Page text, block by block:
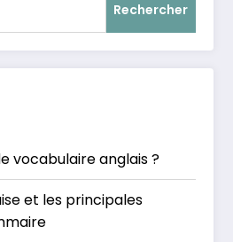
Rechercher
vocabulaire anglais ?
et les principales